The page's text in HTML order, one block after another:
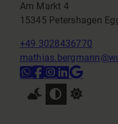
Am Markt 4
15345 Petershagen
+49 3028436770